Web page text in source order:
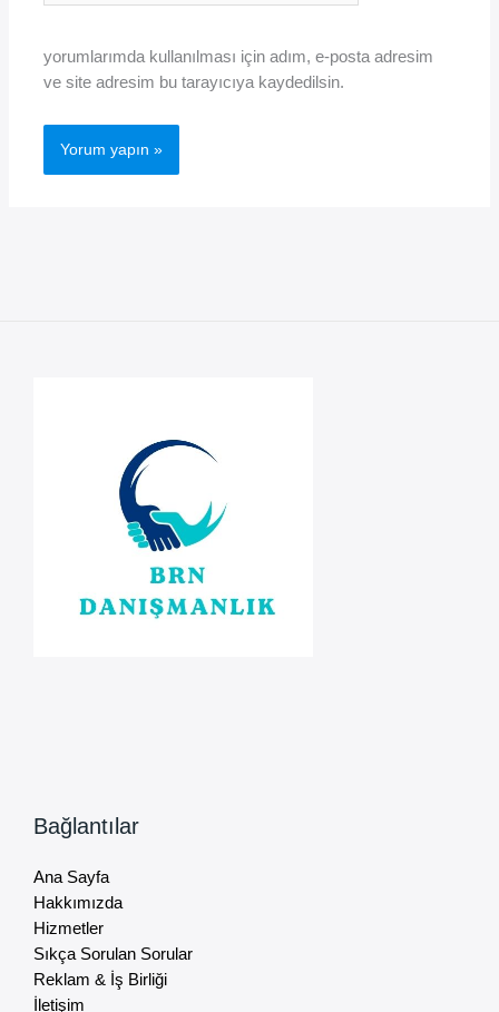
yorumlarımda kullanılması için adım, e-posta adresim
ve site adresim bu tarayıcıya kaydedilsin.
Bağlantılar
Ana Sayfa
Hakkımızda
Hizmetler
Sıkça Sorulan Sorular
Reklam & İş Birliği
İletişim